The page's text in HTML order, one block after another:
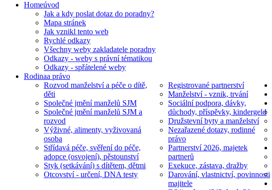
Homeúvod
Jak a kdy poslat dotaz do poradny?
Mapa stránek
Jak vznikl tento web
Rychlé odkazy
Všechny weby zakladatele poradny
Odkazy - weby s právní tématikou
Odkazy - spřátelené weby
Rodinaa právo
Rozvod manželství a péče o dítě,
děti
Společné jmění manželů SJM
Společné jmění manželů SJM a
rozvod
Výživné, alimenty, vyživovaná
osoba
Střídavá péče, svěření do péče,
adopce (osvojení), pěstounství
Styk (setkávání) s dítětem, dětmi
Otcovství - určení, DNA testy
Registrované partnerství
Manželství - vznik, trvání
Sociální podpora, dávky,
důchody, příspěvky, kindergeld
Družstevní byty a manželství
Nezařazené dotazy, rodinné
právo
Partnerství 2026, majetek
partnerů
Exekuce, zástava, dražby
Darování, vlastnictví, povinnosti
majitele